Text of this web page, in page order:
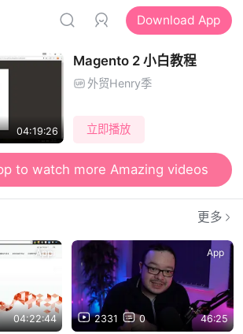
Download App
04:19:26
Magento 2 小白教程
外贸Henry季
立即播放
to watch more Amazing videos
更多
04:22:44
App
2331 0 46:25
App